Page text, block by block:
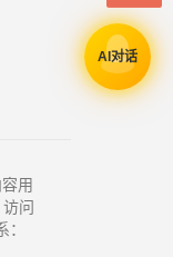
用
问
AI对话